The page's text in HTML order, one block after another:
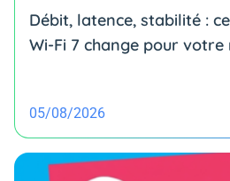
Débit, latence, stabilité :
Wi-Fi 7 change pour
05/08/2026